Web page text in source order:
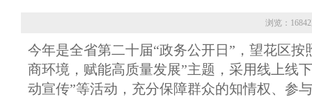
浏览：
今年是全省第二十届“政务公开日”，望花区
商环境，赋能高质量发展”主题，采用线上线
动宣传”等活动，充分保障群众的知情权、参